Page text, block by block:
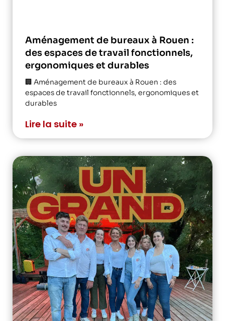
Aménagement de bureaux à Rouen :
des espaces de travail fonctionnels,
ergonomiques et durables
🏢 Aménagement de bureaux à Rouen : des
espaces de travail fonctionnels, ergonomiques et
durables
Lire la suite »